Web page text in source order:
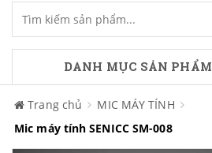
DANH MỤC SẢN PHẨM
Trang chủ
MIC MÁY TÍNH
Mic máy tính SENICC SM-008